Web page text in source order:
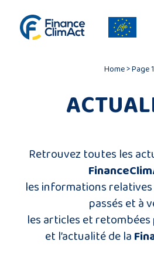
FR
Publications
Home>Page
Retrouvez toutes les
les informations
passés et à
les articles et
et l’actualité de la